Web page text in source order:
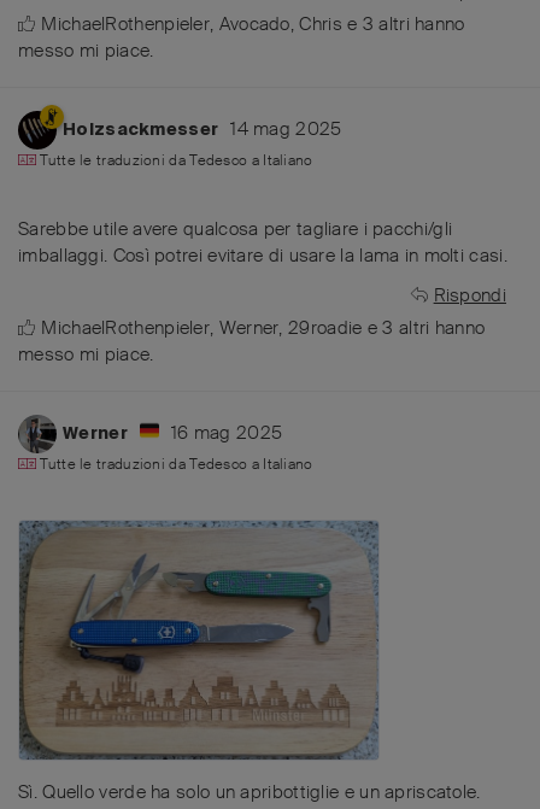
MichaelRothenpieler, Avocado,Chris e 3 altri hanno
messo mi piace.
Holzsackmesser 14 mag 2025
Tutte le traduzioni daTedesco a Italiano
Sarebbe utile avere qualcosa per tagliare i pacchi/gli
imballaggi. Così potrei evitare di usare la lama in molti casi.
Rispondi
MichaelRothenpieler, Werner,29roadie e3 altri hanno
messo mi piace.
Werner 16 mag 2025
Tutte le traduzioni daTedesco a Italiano
Sì. Quello verde ha solo un apribottiglie e un apriscatole.